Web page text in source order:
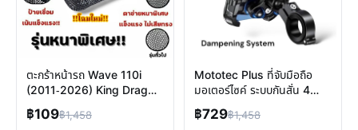
ตะกร้าหน้ารถ Wave 110i
(2011-2026) King Drag
หนาพิเศษ ตรงรุ่น กันสนิม
ทนทาน
฿109฿1,458
Mototec Plus ที่จับมือถือ
มอเตอร์ไซค์ ระบบกันสั่น 4
แกน ปกป้องกล้องปลดเร็ว
฿729฿1,458